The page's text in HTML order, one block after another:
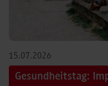
15.07.2026
Gesundheitstag: